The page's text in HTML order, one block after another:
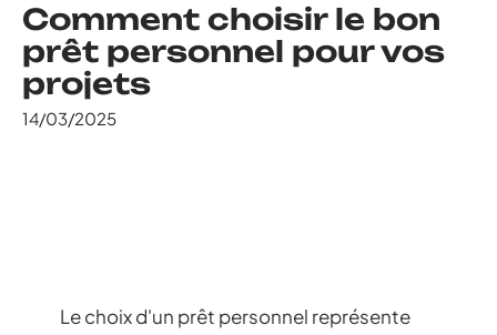
Comment choisir le bon
prêt personnel pour vos
projets
14/03/2025
Le choix d'un prêt personnel représente